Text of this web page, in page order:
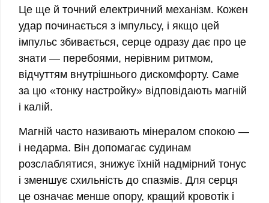
Це ще й точний електричний механізм. Кожен
удар починається з імпульсу, і якщо цей
імпульс збивається, серце одразу дає про це
знати — перебоями, нерівним ритмом,
відчуттям внутрішнього дискомфорту. Саме
за цю «тонку настройку» відповідають магній
і калій.
Магній часто називають мінералом спокою —
і недарма. Він допомагає судинам
розслаблятися, знижує їхній надмірний тонус
і зменшує схильність до спазмів. Для серця
це означає менше опору, кращий кровотік і